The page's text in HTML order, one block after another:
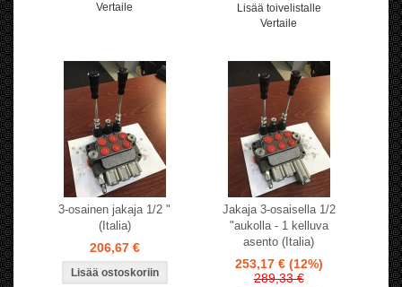
Vertaile
Lisää toivelistalle
Vertaile
3-osainen jakaja 1/2 "
(Italia)
206,67 €
Jakaja 3-osaisella 1/2
"aukolla - 1 kelluva
asento (Italia)
253,17 € (12%)
289,33 €